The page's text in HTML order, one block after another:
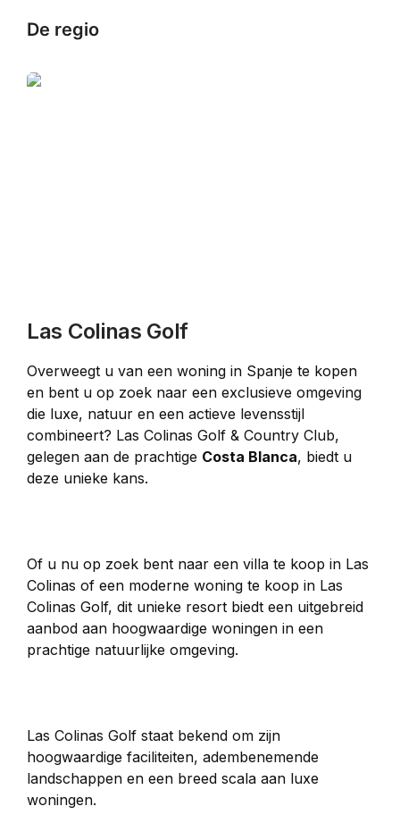
De regio
Las Colinas Golf
Overweegt u van een woning in Spanje te kopen
en bent u op zoek naar een exclusieve omgeving
die luxe, natuur en een actieve levensstijl
combineert? Las Colinas Golf & Country Club,
gelegen aan de prachtige Costa Blanca, biedt u
deze unieke kans.
Of u nu op zoek bent naar een villa te koop in Las
Colinas of een moderne woning te koop in Las
Colinas Golf, dit unieke resort biedt een uitgebreid
aanbod aan hoogwaardige woningen in een
prachtige natuurlijke omgeving.
Las Colinas Golf staat bekend om zijn
hoogwaardige faciliteiten, adembenemende
landschappen en een breed scala aan luxe
woningen.